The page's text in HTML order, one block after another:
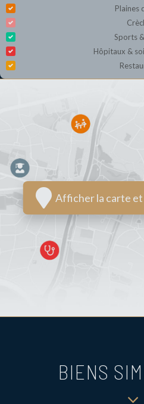
Plaines
Sports
Hôpitaux &
Afficher la carte
BIENS